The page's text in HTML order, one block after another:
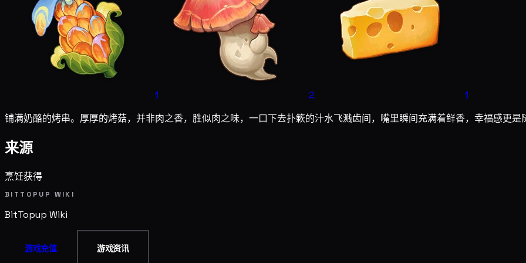
1 2
1
铺满奶酪的烤串。厚厚的烤菇，并非肉之香，胜似肉之味，一口下去扑簌的汁水飞溅齿间，嘴里瞬间充满着鲜香，幸福感更是
来源
烹饪获得
BITTOPUP WIKI
BitTopup Wiki
游戏充值 游戏资讯